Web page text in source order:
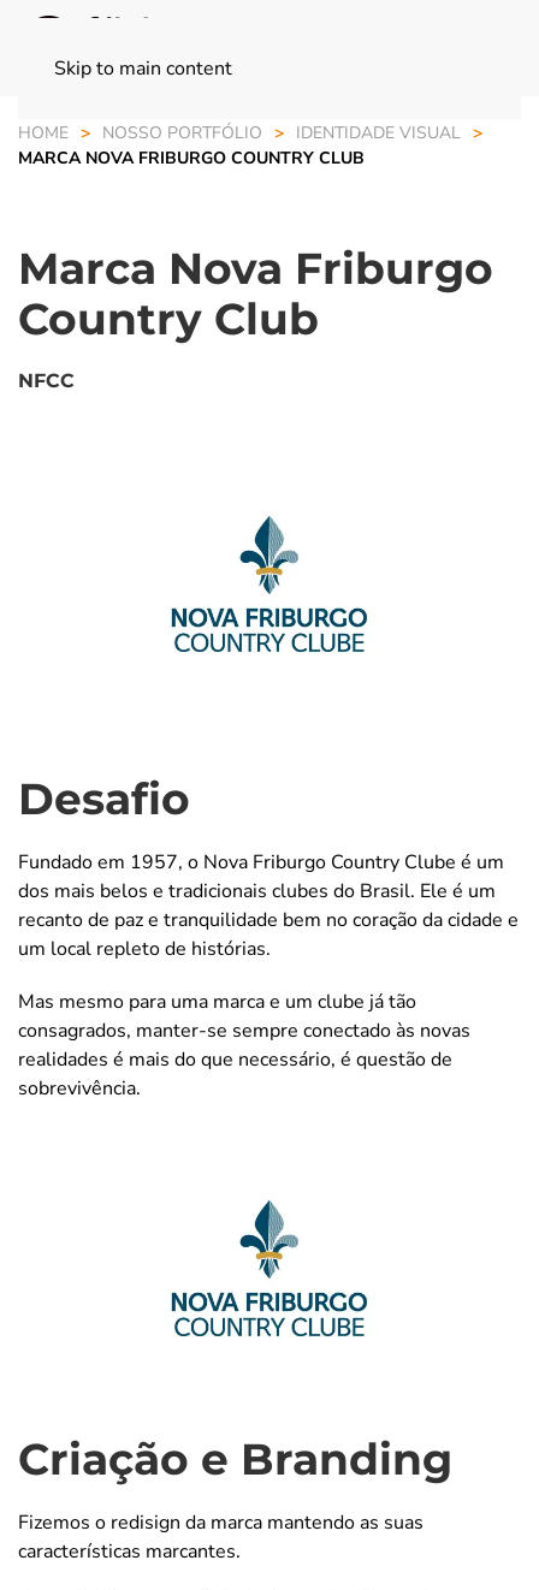
Skip to main content
HOME NOSSO PORTFÓLIO
IDENTIDADE VISUAL
MARCA NOVA FRIBURGO COUNTRY CLUB
Marca Nova Friburgo
Country Club
NFCC
Desafio
Fundado em 1957, o Nova Friburgo Country Clube é um
dos mais belos e tradicionais clubes do Brasil. Ele é um
recanto de paz e tranquilidade bem no coração da cidade e
um local repleto de histórias.
Mas mesmo para uma marca e um clube já tão
consagrados, manter-se sempre conectado às novas
realidades é mais do que necessário, é questão de
sobrevivência.
Criação e Branding
Fizemos o redisign da marca mantendo as suas
características marcantes.